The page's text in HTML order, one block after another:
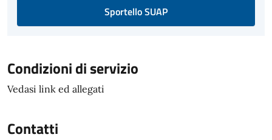
Sportello SUAP
Condizioni di servizio
Vedasi link ed allegati
Contatti